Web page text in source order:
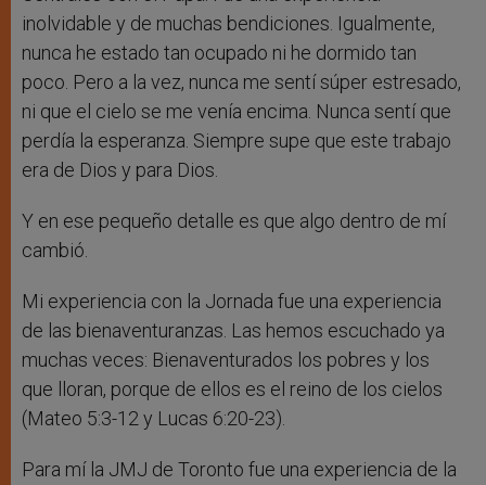
inolvidable y de muchas bendiciones. Igualmente,
nunca he estado tan ocupado ni he dormido tan
poco. Pero a la vez, nunca me sentí súper estresado,
ni que el cielo se me venía encima. Nunca sentí que
perdía la esperanza. Siempre supe que este trabajo
era de Dios y para Dios.
Y en ese pequeño detalle es que algo dentro de mí
cambió.
Mi experiencia con la Jornada fue una experiencia
de las bienaventuranzas. Las hemos escuchado ya
muchas veces: Bienaventurados los pobres y los
que lloran, porque de ellos es el reino de los cielos
(Mateo 5:3-12 y Lucas 6:20-23).
Para mí la JMJ de Toronto fue una experiencia de la